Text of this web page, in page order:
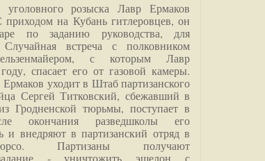
розыска Лавр Ермаков
на Кубань гитлеровцев, он
по заданию руководства, для
встреча с полковником
с которым Лавр
спасает его от газовой камеры.
уходит в Штаб партизанского
Сергей Титковский, сбежавший в
Гродненской тюрьмы, поступает в
окончания разведшколы его
и внедряют в партизанский отряд в
Партизаны получают
задание - уничтожить эшелон с